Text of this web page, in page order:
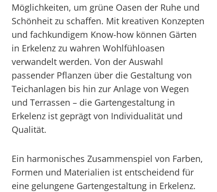
Möglichkeiten, um grüne Oasen der Ruhe und
Schönheit zu schaffen. Mit kreativen Konzepten
und fachkundigem Know-how können Gärten
in Erkelenz zu wahren Wohlfühloasen
verwandelt werden. Von der Auswahl
passender Pflanzen über die Gestaltung von
Teichanlagen bis hin zur Anlage von Wegen
und Terrassen – die Gartengestaltung in
Erkelenz ist geprägt von Individualität und
Qualität.
Ein harmonisches Zusammenspiel von Farben,
Formen und Materialien ist entscheidend für
eine gelungene Gartengestaltung in Erkelenz.